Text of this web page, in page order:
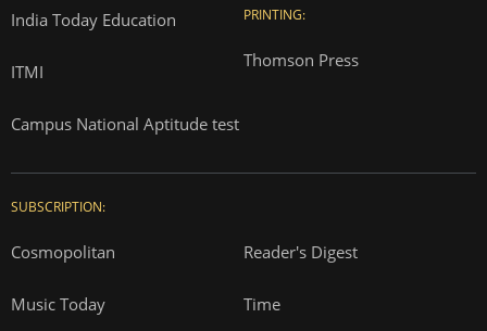
India Today Education
ITMI
Campus National Aptitude test
PRINTING:
Thomson Press
SUBSCRIPTION:
Cosmopolitan Reader's Digest
Music Today Time